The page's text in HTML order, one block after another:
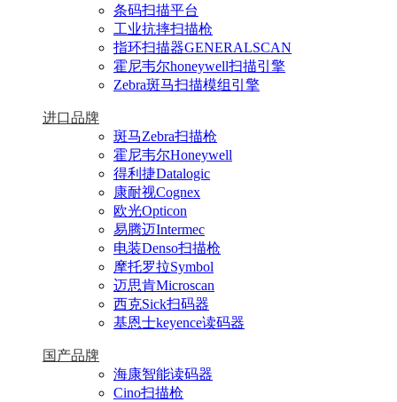
条码扫描平台
工业抗摔扫描枪
指环扫描器GENERALSCAN
霍尼韦尔honeywell扫描引擎
Zebra斑马扫描模组引擎
进口品牌
斑马Zebra扫描枪
霍尼韦尔Honeywell
得利捷Datalogic
康耐视Cognex
欧光Opticon
易腾迈Intermec
电装Denso扫描枪
摩托罗拉Symbol
迈思肯Microscan
西克Sick扫码器
基恩士keyence读码器
国产品牌
海康智能读码器
Cino扫描枪